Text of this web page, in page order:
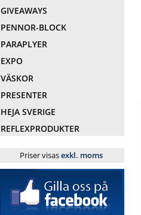
GIVEAWAYS
PENNOR-BLOCK
PARAPLYER
EXPO
VÄSKOR
PRESENTER
HEJA SVERIGE
REFLEXPRODUKTER
Priser visasexkl. moms